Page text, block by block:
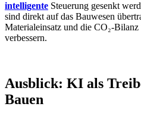
intelligente Steuerung gesenkt
sind direkt auf das Bauwesen
Materialeinsatz und die CO₂-
verbessern.
Ausblick: KI als
Bauen